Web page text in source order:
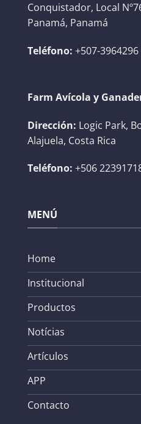
Conquistador, Local
Panamá, Panamá
Teléfono: +507-3964296
Farm Avícola y
Dirección: Logic Park,
Alajuela, Costa Rica
Teléfono: +506
MENÚ
Home
Institucional
Productos
Notícias
Artículos
APP
Contacto